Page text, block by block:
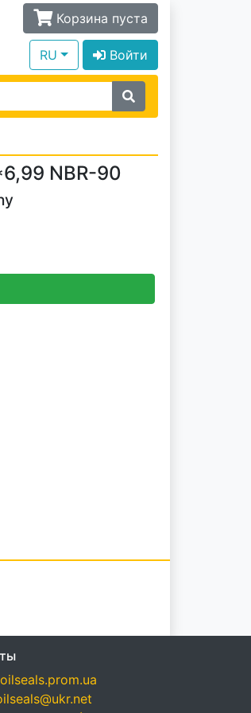
Корзина пуста
RU Войти
NBR-90